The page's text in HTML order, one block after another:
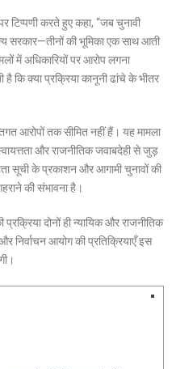
टिप्पणी करते हुए कहा, “जब चुनावी
सरकार—तीनों की भूमिका एक साथ आती
में अधिकारियों पर आरोप लगना
है कि क्या प्रक्रिया कानूनी ढांचे के भीतर
आरोपों तक सीमित नहीं हैं। यह मामला
और राजनीतिक जवाबदेही से जुड़
सूची के प्रकाशन और आगामी चुनावों की
की संभावना है।
दोनों ही न्यायिक और राजनीतिक
निर्वाचन आयोग की प्रतिक्रियाएँ इस